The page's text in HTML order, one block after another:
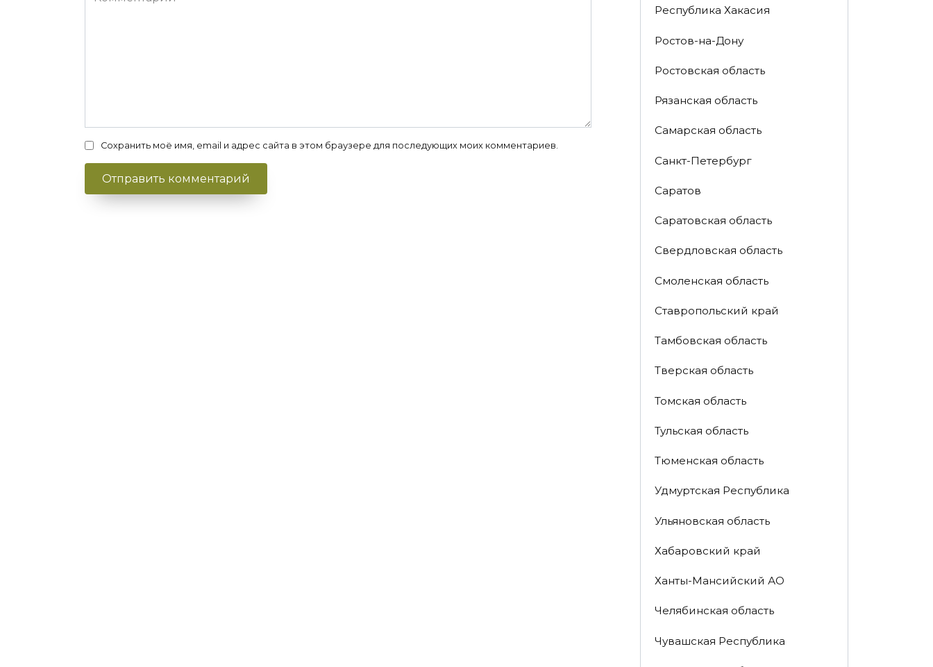
Сохранить моё имя, email и адрес сайта в этом браузере для последующих моих комментариев.
Республика Хакасия
Ростов-на-Дону
Ростовская область
Рязанская область
Самарская область
Санкт-Петербург
Саратов
Саратовская область
Свердловская область
Смоленская область
Ставропольский край
Тамбовская область
Тверская область
Томская область
Тульская область
Тюменская область
Удмуртская Республика
Ульяновская область
Хабаровский край
Ханты-Мансийский АО
Челябинская область
Чувашская Республика